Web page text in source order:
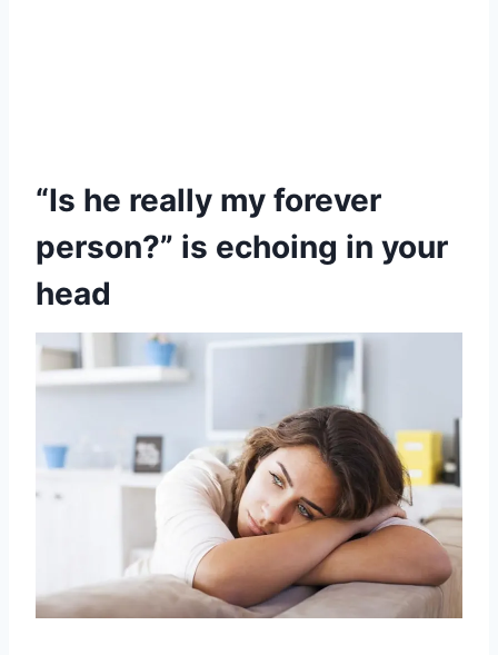
“Is he really my forever
person?” is echoing in your
head